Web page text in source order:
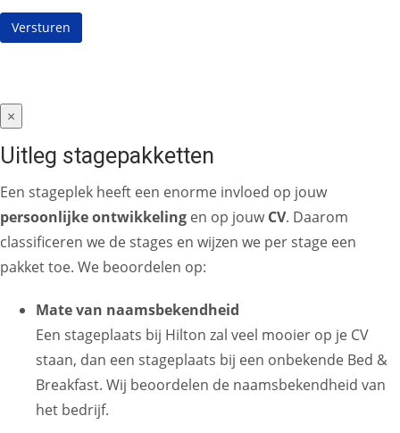
×
Uitleg stagepakketten
Een stageplek heeft een enorme invloed op jouw
persoonlijke ontwikkeling en op jouwCV. Daarom
classificeren we de stages en wijzen we per stage een
pakket toe. We beoordelen op:
Mate van naamsbekendheid
Een stageplaats bij Hilton zal veel mooier op je CV
staan, dan een stageplaats bij een onbekende Bed &
Breakfast. Wij beoordelen de naamsbekendheid van
het bedrijf.